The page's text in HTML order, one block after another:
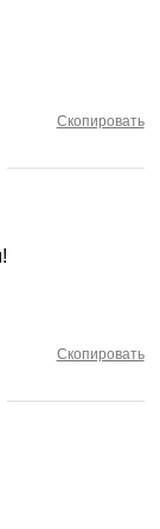
Скопировать
Скопировать